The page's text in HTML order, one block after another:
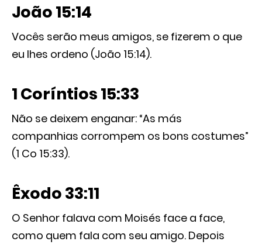
João 15:14
Vocês serão meus amigos, se fizerem o que
eu lhes ordeno (João 15:14).
1 Coríntios 15:33
Não se deixem enganar: “As más
companhias corrompem os bons costumes”
(1 Co 15:33).
Êxodo 33:11
O Senhor falava com Moisés face a face,
como quem fala com seu amigo. Depois